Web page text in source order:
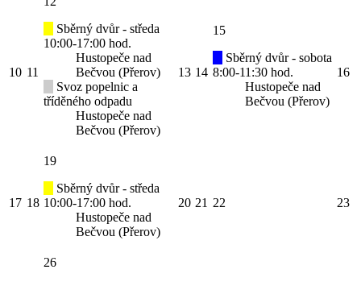
10 11
Sběrný dvůr - středa
10:00-17:00 hod.
Hustopeče nad
Bečvou (Přerov)
Svoz popelnic a
tříděného odpadu
Hustopeče nad
Bečvou (Přerov)
13 14
15
Sběrný dvůr - sobota
8:00-11:30 hod.
Hustopeče nad
Bečvou (Přerov)
16
17 18
19
Sběrný dvůr - středa
10:00-17:00 hod.
Hustopeče nad
Bečvou (Přerov)
20 21 22 23
26